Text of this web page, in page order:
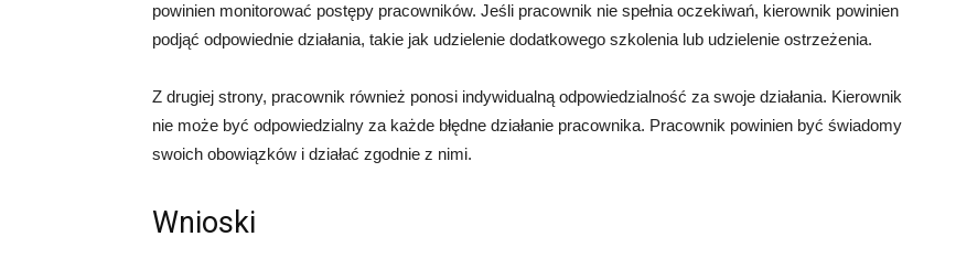
powinien monitorować postępy pracowników. Jeśli pracownik nie spełnia oczekiwań, kierownik powinien
podjąć odpowiednie działania, takie jak udzielenie dodatkowego szkolenia lub udzielenie ostrzeżenia.
Z drugiej strony, pracownik również ponosi indywidualną odpowiedzialność za swoje działania. Kierownik
nie może być odpowiedzialny za każde błędne działanie pracownika. Pracownik powinien być świadomy
swoich obowiązków i działać zgodnie z nimi.
Wnioski